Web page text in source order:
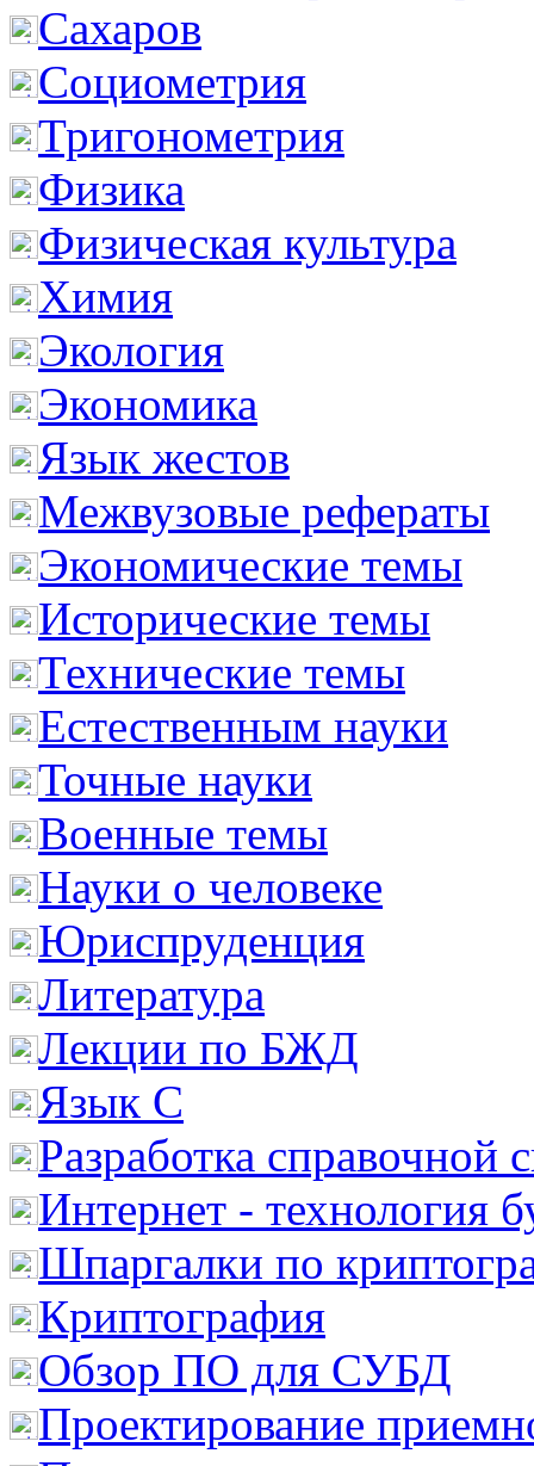
Сахаров
Социометрия
Тригонометрия
Физика
Физическая культура
Химия
Экология
Экономика
Язык жестов
Межвузовые рефераты
Экономические темы
Исторические темы
Технические темы
Естественным науки
Точные науки
Военные темы
Науки о человеке
Юриспруденция
Литература
Лекции по БЖД
Язык С
Разработка справочной
Интернет - технология
Шпаргалки по
Криптография
Обзор ПО для СУБД
Проектирование